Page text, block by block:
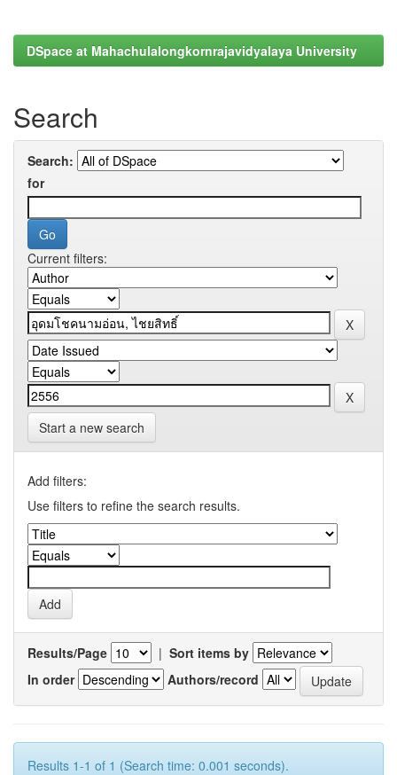
DSpace at Mahachulalongkornrajavidyalaya University
Search
Search:
for
Current filters:
Start a new search
Add filters:
Use filters to refine the search results.
Results/Page | Sort items by
In order
Authors/record
Results 1-1 of 1 (Search time: 0.001 seconds).